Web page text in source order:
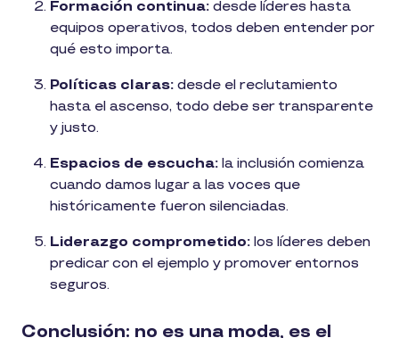
Formación continua: desde líderes hasta
equipos operativos, todos deben entender por
qué esto importa.
Políticas claras: desde el reclutamiento
hasta el ascenso, todo debe ser transparente
y justo.
Espacios de escucha: la inclusión comienza
cuando damos lugar a las voces que
históricamente fueron silenciadas.
Liderazgo comprometido: los líderes deben
predicar con el ejemplo y promover entornos
seguros.
Conclusión: no es una moda, es el